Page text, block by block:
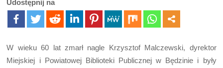
Udostępnij na
W wieku 60 lat zmarł nagle Krzysztof Malczewski, dyrektor
Miejskiej i Powiatowej Biblioteki Publicznej w Będzinie i były